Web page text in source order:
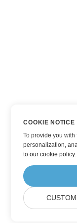
COOKIE NOTICE
To provide you
personalization,
toour cookie policy.